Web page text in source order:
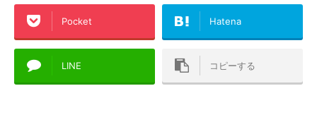
Pocket Hatena
LINE コピーする